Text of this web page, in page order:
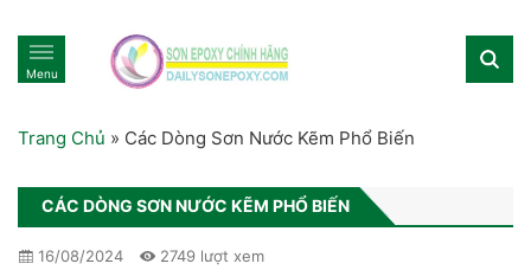
Menu
Trang Chủ » Các Dòng Sơn Nước Kẽm Phổ Biến
CÁC DÒNG SƠN NƯỚC KẼM PHỔ BIẾN
16/08/2024 2749 lượt xem